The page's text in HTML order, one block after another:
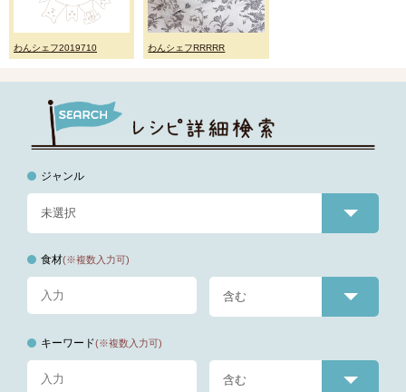
わんシェフ2019710 わんシェフRRRRR
ジャンル
食材(※複数入力可)
キーワード(※複数入力可)